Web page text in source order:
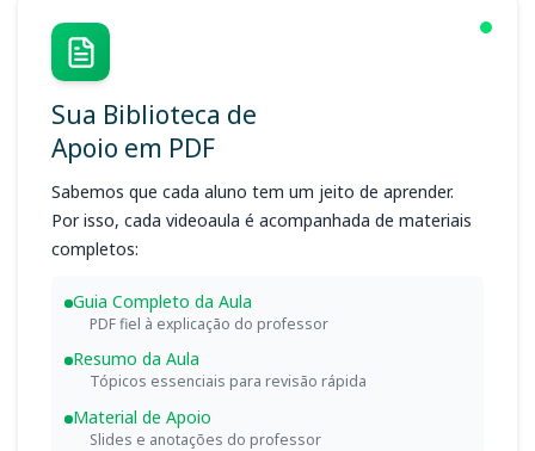
Sua Biblioteca de
Apoio em PDF
Sabemos que cada aluno tem um jeito de aprender.
Por isso, cada videoaula é acompanhada de materiais
completos:
Guia Completo da Aula
PDF fiel à explicação do professor
Resumo da Aula
Tópicos essenciais para revisão rápida
Material de Apoio
Slides e anotações do professor